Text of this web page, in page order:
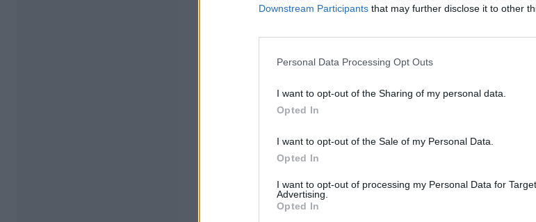
Downstream Participants that may further disclose it to other
Personal Data Processing Opt Outs
I want to opt-out of the Sharing of my personal data.
Opted In
I want to opt-out of the Sale of my Personal Data.
Opted In
I want to opt-out of processing my Personal Data for
Advertising.
Opted In